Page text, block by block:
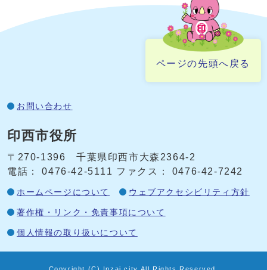
ページの先頭へ戻る
お問い合わせ
印西市役所
〒270-1396 千葉県印西市大森2364‐2
電話： 0476‐42‐5111 ファクス： 0476‐42‐7242
ホームページについて ウェブアクセシビリティ方針
著作権・リンク・免責事項について
個人情報の取り扱いについて